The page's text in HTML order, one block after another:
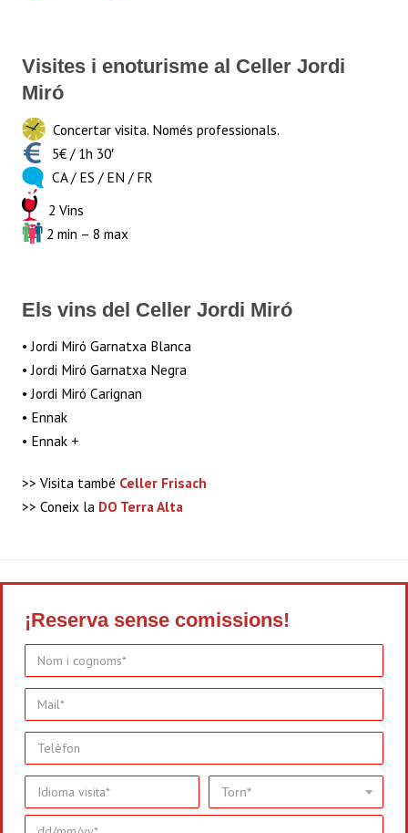
Visites i enoturisme al Celler Jordi
Miró
Concertar visita. Només professionals.
5€ / 1h 30′
CA / ES / EN / FR
2 Vins
2 min – 8 max
Els vins del Celler Jordi Miró
• Jordi Miró Garnatxa Blanca
• Jordi Miró Garnatxa Negra
• Jordi Miró Carignan
• Ennak
• Ennak +
>> Visita també Celler Frisach
>> Coneix la DO Terra Alta
¡Reserva sense comissions!